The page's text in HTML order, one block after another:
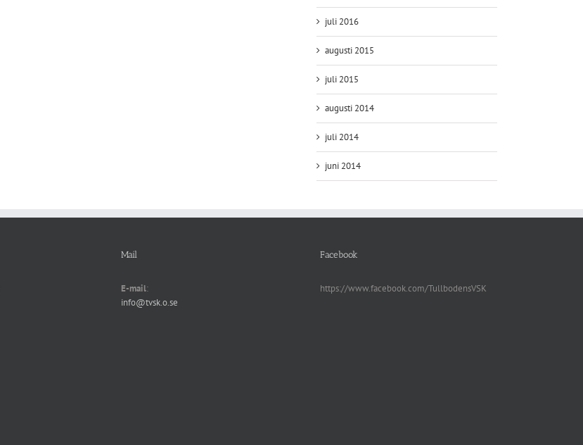
juli 2016
augusti 2015
juli 2015
augusti 2014
juli 2014
juni 2014
Mail
E-mail:
info@tvsk.o.se
Facebook
https://www.facebook.com/TullbodensVSK